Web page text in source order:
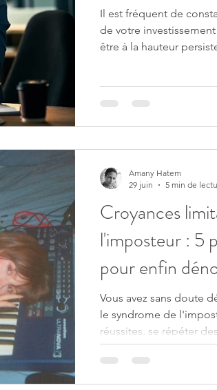
Il est fréquent de
de votre
être à la hauteur persiste. Voici 5 étapes pour libérer
Croyances
l'imposteur : 5
pour enfin
source
Vous avez sans doute
le syndrome de
réussites, se répéter
liste de ses
efforts, le doute
ne fonctionnent-elles pas
Amany Hatem
29 juin
5 min de